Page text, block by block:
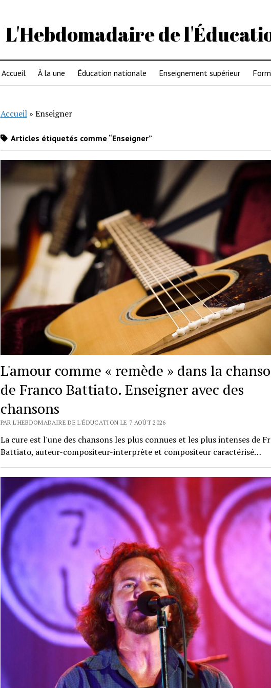
L'Hebdomadaire de
Accueil À la une Éducation nationale Enseignement supérieur
Accueil» Enseigner
Articles étiquetés comme “Enseigner”
L'amour comme « remède » dans la
de Franco Battiato. Enseigner avec des
chansons
PAR L'HEBDOMADAIRE DE L'ÉDUCATION LE 7 AOÛT 2026
La cure est l'une des chansons les plus connues et les plus intenses de
Battiato, auteur-compositeur-interprète et compositeur caractérisé…